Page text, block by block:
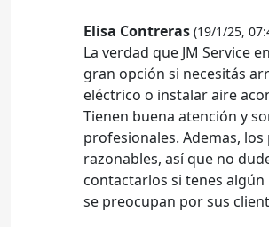
Elisa Contreras (19/1/25,
La verdad que JM Service
gran opción si necesitás
eléctrico o instalar aire
Tienen buena atención y
profesionales. Ademas,
razonables, así que no
contactarlos si tenes algún
se preocupan por sus